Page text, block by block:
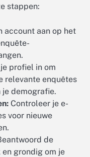
stappen:
account aan op het
profiel in om
relevante enquêtes
je demografie.
Controleer je e-
voor nieuwe
de
grondig om je